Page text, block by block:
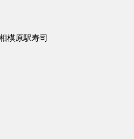
模原駅寿司